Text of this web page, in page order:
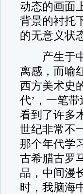
动态的画面
背景的衬托
的无意义状
产生于中
离感，而喻
西方美术史
代’，一笔
看到了许多
世纪非常不
那个年代学
古希腊古罗
品，中间漫
时，我脑海